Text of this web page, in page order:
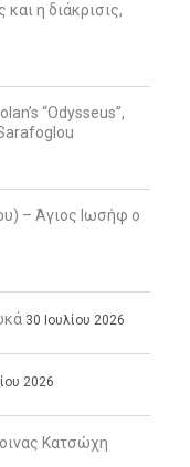
η διάκρισις,
“Odysseus”,
– Άγιος Ιωσήφ ο
30 Ιουλίου 2026
2026
Κατσώχη